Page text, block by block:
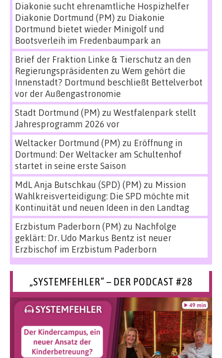
Diakonie sucht ehrenamtliche Hospizhelfer
Diakonie Dortmund (PM) zu Diakonie
Dortmund bietet wieder Minigolf und
Bootsverleih im Fredenbaumpark an
Brief der Fraktion Linke & Tierschutz an den
Regierungspräsidenten zu Wem gehört die
Innenstadt? Dortmund beschließt Bettelverbot
vor der Außengastronomie
Stadt Dortmund (PM) zu Westfalenpark stellt
Jahresprogramm 2026 vor
Weltacker Dortmund (PM) zu Eröffnung in
Dortmund: Der Weltacker am Schultenhof
startet in seine erste Saison
MdL Anja Butschkau (SPD) (PM) zu Mission
Wahlkreisverteidigung: Die SPD möchte mit
Kontinuität und neuen Ideen in den Landtag
Erzbistum Paderborn (PM) zu Nachfolge
geklärt: Dr. Udo Markus Bentz ist neuer
Erzbischof im Erzbistum Paderborn
„SYSTEMFEHLER“ – DER PODCAST #28